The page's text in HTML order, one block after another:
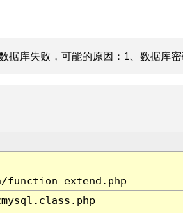
据库失败，可能的原因：1、数据库密